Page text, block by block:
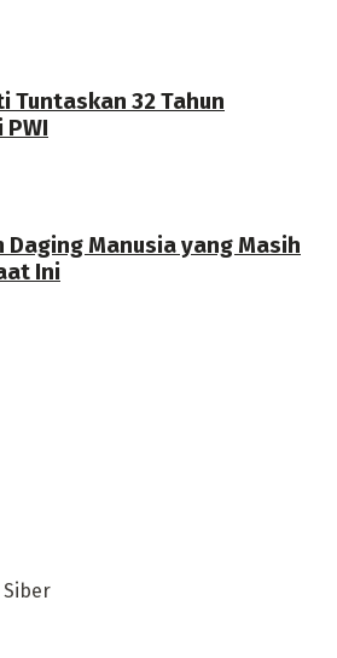
Tuntaskan 32 Tahun
Daging Manusia yang Masih
Ini
Siber